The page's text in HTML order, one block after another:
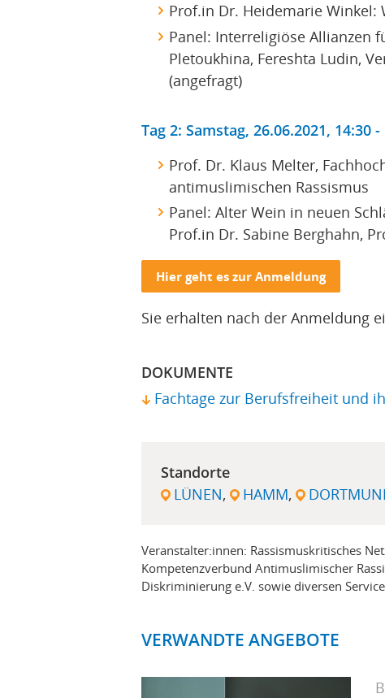
Prof.in Dr. Heidemarie
Panel: Interreligiöse Allianzen
Pletoukhina, Fereshta Ludin,
(angefragt)
Tag 2: Samstag, 26.06.2021, 14:30
Prof. Dr. Klaus Melter,
antimuslimischen Rassismus
Panel: Alter Wein in neuen
Prof.in Dr. Sabine Berghahn,
Hier geht es zur Anmeldung
Sie erhalten nach der Anmeldung
DOKUMENTE
Fachtage zur Berufsfreiheit und
Standorte
LÜNEN
HAMM
Veranstalter:innen: Rassismuskritisches
Kompetenzverbund Antimuslimischer
Diskriminierung e.V. sowie diversen
VERWANDTE ANGEBOTE